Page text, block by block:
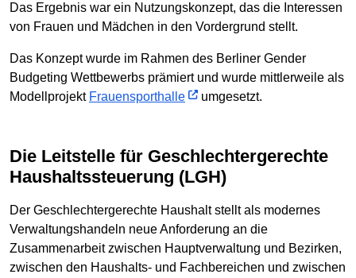
Das Ergebnis war ein Nutzungskonzept, das die Interessen
von Frauen und Mädchen in den Vordergrund stellt.
Das Konzept wurde im Rahmen des Berliner Gender
Budgeting Wettbewerbs prämiert und wurde mittlerweile als
Modellprojekt Frauensporthalle umgesetzt.
Die Leitstelle für Geschlechtergerechte
Haushaltssteuerung (LGH)
Der Geschlechtergerechte Haushalt stellt als modernes
Verwaltungshandeln neue Anforderung an die
Zusammenarbeit zwischen Hauptverwaltung und Bezirken,
zwischen den Haushalts- und Fachbereichen und zwischen